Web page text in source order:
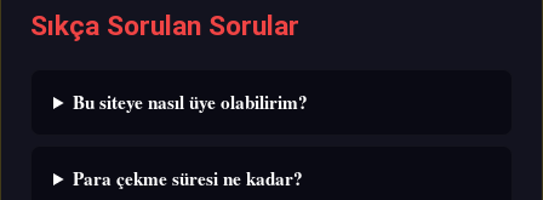
Sıkça Sorulan Sorular
Bu siteye nasıl üye olabilirim?
Para çekme süresi ne kadar?